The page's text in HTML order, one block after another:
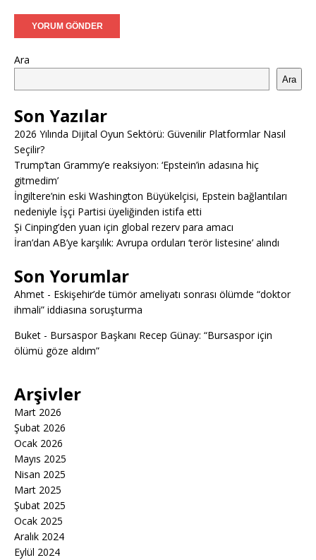
Ara
Ara
Son Yazılar
2026 Yılında Dijital Oyun Sektörü: Güvenilir Platformlar Nasıl
Seçilir?
Trump’tan Grammy’e reaksiyon: ‘Epstein’in adasına hiç
gitmedim’
İngiltere’nin eski Washington Büyükelçisi, Epstein bağlantıları
nedeniyle İşçi Partisi üyeliğinden istifa etti
Şi Cinping’den yuan için global rezerv para amacı
İran’dan AB’ye karşılık: Avrupa orduları ‘terör listesine’ alındı
Son Yorumlar
Ahmet - Eskişehir’de tümör ameliyatı sonrası ölümde “doktor
ihmali” iddiasına soruşturma
Buket - Bursaspor Başkanı Recep Günay: “Bursaspor için
ölümü göze aldım”
Arşivler
Mart 2026
Şubat 2026
Ocak 2026
Mayıs 2025
Nisan 2025
Mart 2025
Şubat 2025
Ocak 2025
Aralık 2024
Eylül 2024